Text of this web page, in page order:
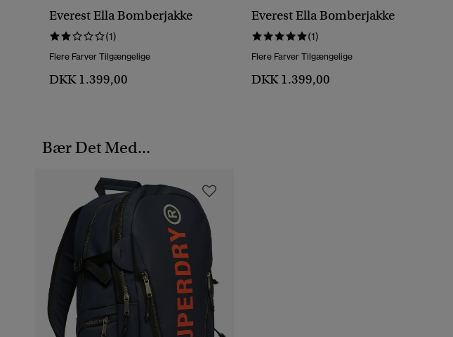
Everest Ella Bomberjakke
(1)
Flere Farver Tilgængelige
DKK 1.399,00
Everest Ella Bomberjakke
(1)
Flere Farver Tilgængelige
DKK 1.399,00
Bær Det Med...